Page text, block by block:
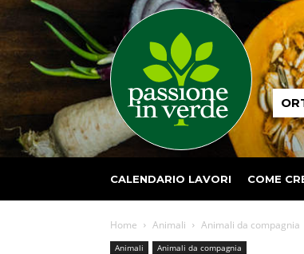
in
CALENDARIO LAVORI COME
Home Animali Animali da compagnia
Animali Animali da compagnia